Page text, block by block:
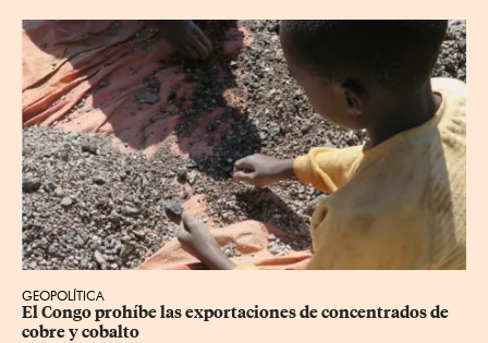
GEOPOLÍTICA
El Congo prohíbe las exportaciones de concentrados de
cobre y cobalto